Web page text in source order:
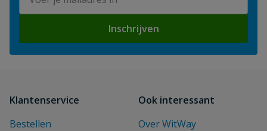
Inschrijven
Klantenservice
Bestellen
Ook interessant
Over WitWay